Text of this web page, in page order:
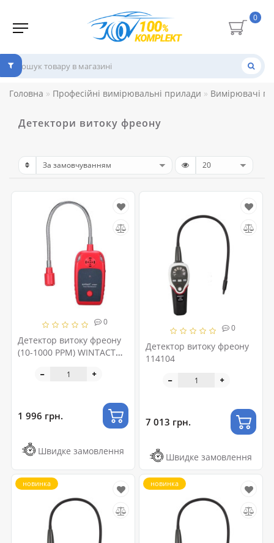
0
Головна Професійні вимірювальні прилади Вимірювачі
Детектори витоку фреону
0
Детектор витоку фреону
(10-1000 PPM) WINTACT
1 996 грн.
Швидке замовлення
0
Детектор витоку фреону
114104
7 013 грн.
Швидке замовлення
новинка новинка